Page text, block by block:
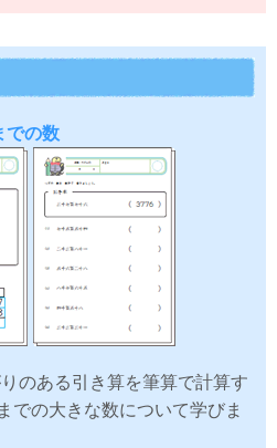
での数
のある引き算を筆算で計算す
での大きな数について学びま